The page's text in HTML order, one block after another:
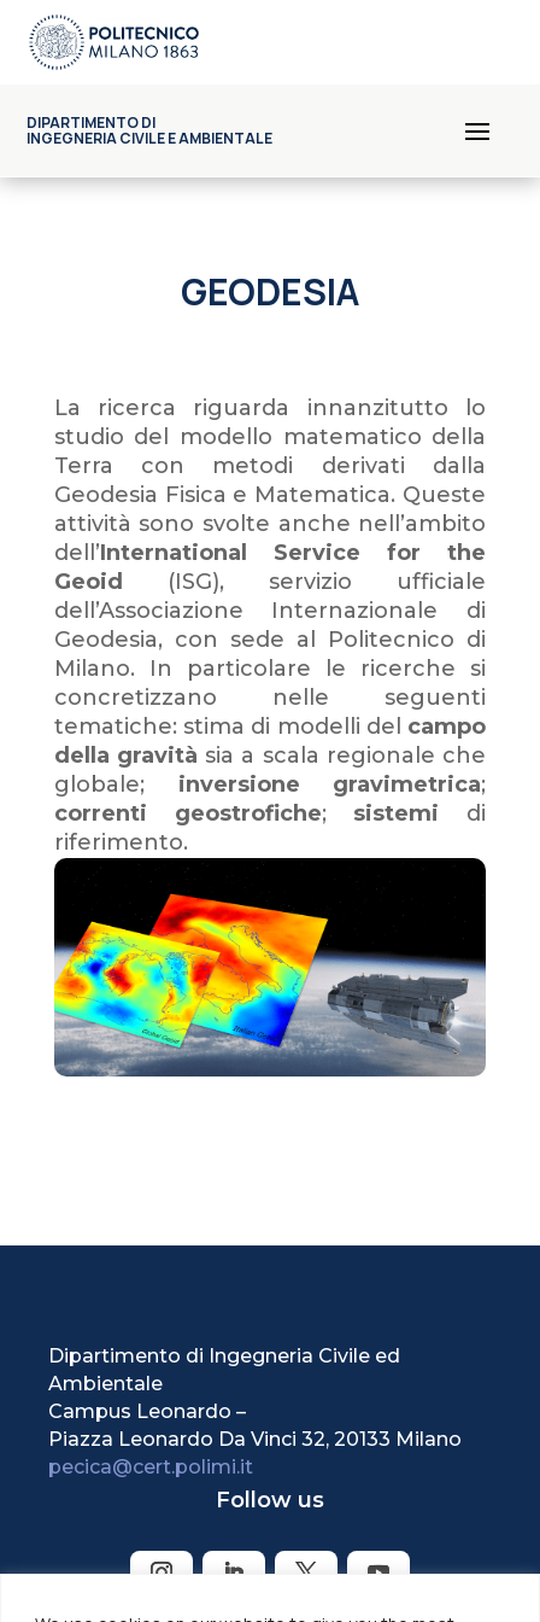
DIPARTIMENTO DI
INGEGNERIA CIVILE E AMBIENTALE
GEODESIA
La ricerca riguarda innanzitutto lo
studio del modello matematico della
Terra con metodi derivati dalla
Geodesia Fisica e Matematica. Queste
attività sono svolte anche nell’ambito
dell’International Service for the
Geoid
(ISG), servizio ufficiale
dell’Associazione Internazionale di
Geodesia, con sede al Politecnico di
Milano. In particolare le ricerche si
concretizzano nelle seguenti
tematiche: stima di modelli del campo
della gravità sia a scala regionale che
globale; inversione gravimetrica;
correnti geostrofiche; sistemi di
riferimento.
Dipartimento di Ingegneria Civile ed
Ambientale
Campus Leonardo –
Piazza Leonardo Da Vinci 32, 20133 Milano
pecica@cert.polimi.it
Follow us